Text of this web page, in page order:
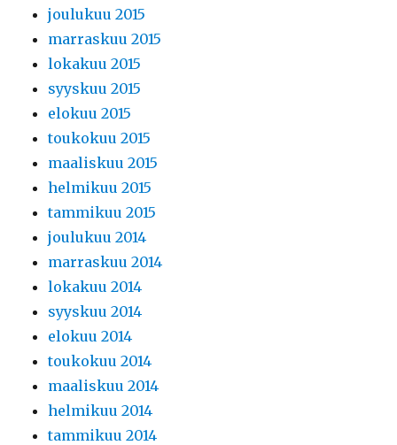
joulukuu 2015
marraskuu 2015
lokakuu 2015
syyskuu 2015
elokuu 2015
toukokuu 2015
maaliskuu 2015
helmikuu 2015
tammikuu 2015
joulukuu 2014
marraskuu 2014
lokakuu 2014
syyskuu 2014
elokuu 2014
toukokuu 2014
maaliskuu 2014
helmikuu 2014
tammikuu 2014